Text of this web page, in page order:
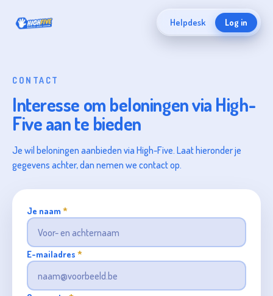
Helpdesk Log in
CONTACT
Interesse om beloningen via High-
Five aan te bieden
Je wil beloningen aanbieden via High-Five. Laat hieronder je
gegevens achter, dan nemen we contact op.
Je naam*
E-mailadres *